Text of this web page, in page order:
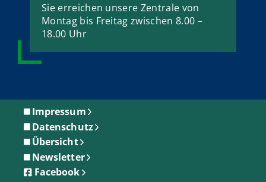
Sie erreichen unsere Zentrale von
Montag bis Freitag zwischen 8.00 –
18.00 Uhr
Impressum
Datenschutz
Übersicht
Newsletter
Facebook